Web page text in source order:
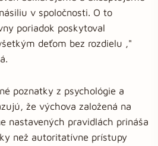
v spoločnosti. O to
poriadok poskytoval
deťom bez rozdielu ,"
poznatky z psychológie a
že výchova založená na
nastavených pravidlách prináša
než autoritatívne prístupy